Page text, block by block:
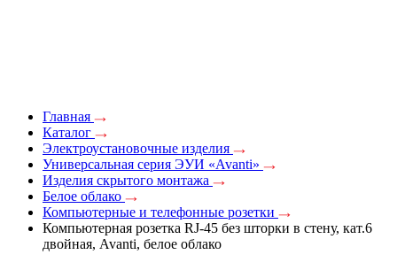
Главная
Каталог
Электроустановочные изделия
Универсальная серия ЭУИ «Avanti»
Изделия скрытого монтажа
Белое облако
Компьютерные и телефонные розетки
Компьютерная розетка RJ-45 без шторки в стену, кат.6
двойная, Avanti, белое облако